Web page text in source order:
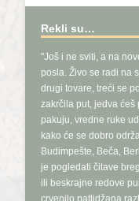
Rekli su…
"Još i ne sviti, a na
posla. Živo se radi na
drugi tovare, treći se
zakrčila put, jedva ćeš
pakuju, vredne ruke
kako će se dobro
Budimpešte, Beča,
je pogledati čitave
ili beskrajne redove
crvenilo patlidžana